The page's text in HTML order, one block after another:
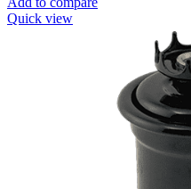
Quick view